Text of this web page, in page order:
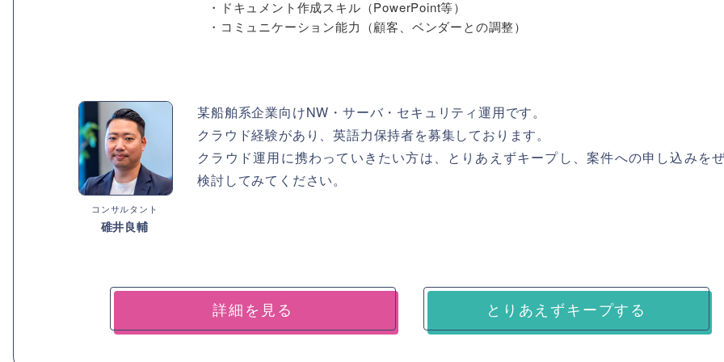
・ドキュメント作成スキル（PowerPoint等）
・コミュニケーション能力（顧客、ベンダーとの調整）
コンサルタント
碓井良輔
某船舶系企業向けNW・サーバ・セキュリティ運用です。
クラウド経験があり、英語力保持者を募集しております。
クラウド運用に携わっていきたい方は、とりあえずキープし、案件への申し込みを
検討してみてください。
詳細を見る とりあえずキープする